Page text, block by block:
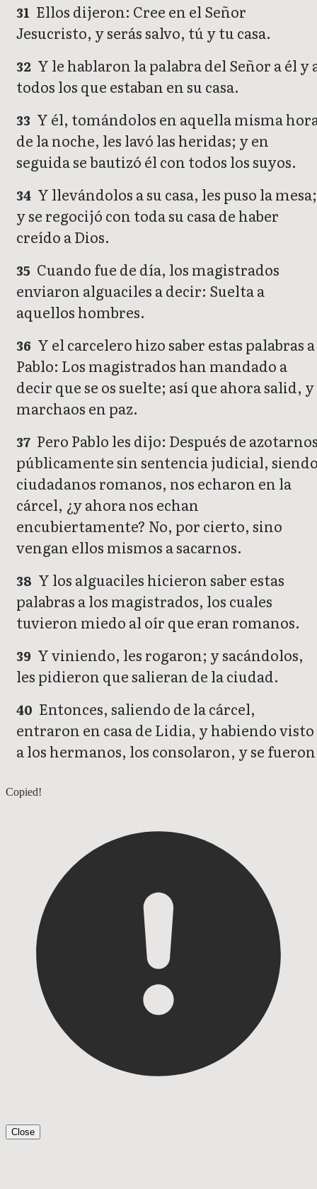
31 Ellos dijeron: Cree en el Señor
Jesucristo, y serás salvo, tú y tu casa.
32 Y le hablaron la palabra del Señor a él y
todos los que estaban en su casa.
33 Y él, tomándolos en aquella misma
de la noche, les lavó las heridas; y en
seguida se bautizó él con todos los suyos.
34 Y llevándolos a su casa, les puso la mesa;
y se regocijó con toda su casa de haber
creído a Dios.
35 Cuando fue de día, los magistrados
enviaron alguaciles a decir: Suelta a
aquellos hombres.
36 Y el carcelero hizo saber estas palabras a
Pablo: Los magistrados han mandado a
decir que se os suelte; así que ahora salid, y
marchaos en paz.
37 Pero Pablo les dijo: Después de
públicamente sin sentencia judicial,
ciudadanos romanos, nos echaron en la
cárcel, ¿y ahora nos echan
encubiertamente? No, por cierto, sino
vengan ellos mismos a sacarnos.
38 Y los alguaciles hicieron saber estas
palabras a los magistrados, los cuales
tuvieron miedo al oír que eran romanos.
39 Y viniendo, les rogaron; y sacándolos,
les pidieron que salieran de la ciudad.
40 Entonces, saliendo de la cárcel,
entraron en casa de Lidia, y habiendo visto
a los hermanos, los consolaron, y se
Hechos 15
Copied!
Close